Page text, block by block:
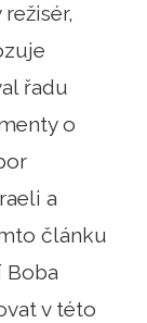
řadu
o
a
článku
Boba
v této